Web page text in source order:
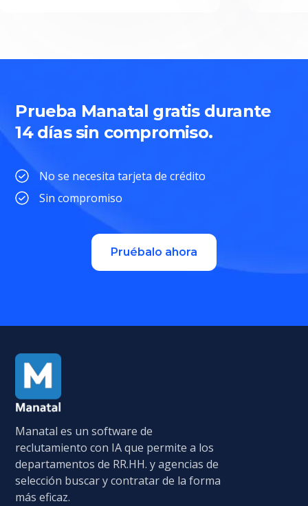
Prueba Manatal gratis durante
14 días sin compromiso.
No se necesita tarjeta de crédito
Sin compromiso
Pruébalo ahora
Manatal es un software de
reclutamiento con IA que permite a los
departamentos de RR.HH. y agencias de
selección buscar y contratar de la forma
más eficaz.